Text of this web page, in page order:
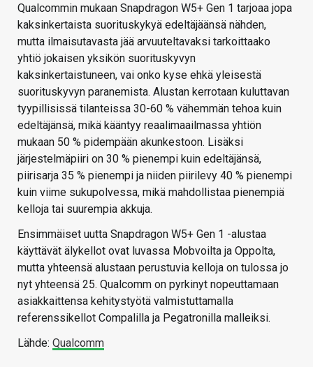
Qualcommin mukaan Snapdragon W5+ Gen 1 tarjoaa jopa
kaksinkertaista suorituskykyä edeltäjäänsä nähden,
mutta ilmaisutavasta jää arvuuteltavaksi tarkoittaako
yhtiö jokaisen yksikön suorituskyvyn
kaksinkertaistuneen, vai onko kyse ehkä yleisestä
suorituskyvyn paranemista. Alustan kerrotaan kuluttavan
tyypillisissä tilanteissa 30-60 % vähemmän tehoa kuin
edeltäjänsä, mikä kääntyy reaalimaailmassa yhtiön
mukaan 50 % pidempään akunkestoon. Lisäksi
järjestelmäpiiri on 30 % pienempi kuin edeltäjänsä,
piirisarja 35 % pienempi ja niiden piirilevy 40 % pienempi
kuin viime sukupolvessa, mikä mahdollistaa pienempiä
kelloja tai suurempia akkuja.
Ensimmäiset uutta Snapdragon W5+ Gen 1 -alustaa
käyttävät älykellot ovat luvassa Mobvoilta ja Oppolta,
mutta yhteensä alustaan perustuvia kelloja on tulossa jo
nyt yhteensä 25. Qualcomm on pyrkinyt nopeuttamaan
asiakkaittensa kehitystyötä valmistuttamalla
referenssikellot Compalilla ja Pegatronilla malleiksi.
Lähde: Qualcomm